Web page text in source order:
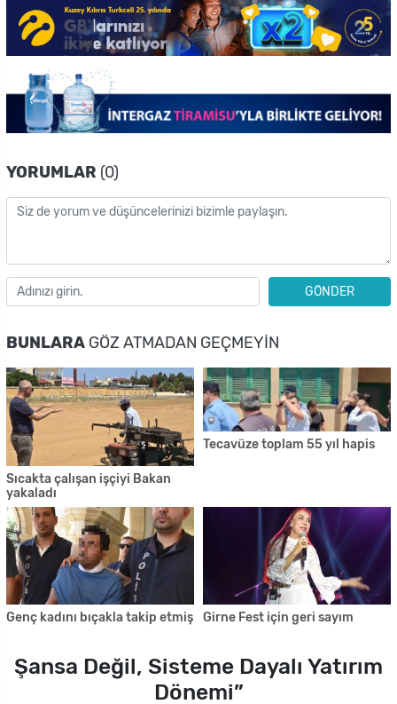
YORUMLAR (0)
GÖNDER
BUNLARA GÖZ ATMADAN GEÇMEYIN
Sıcakta çalışan işçiyi Bakan
yakaladı
Tecavüze toplam 55 yıl hapis
Genç kadını bıçakla takip etmiş Girne Fest için geri sayım
Şansa Değil, Sisteme Dayalı Yatırım
Dönemi”